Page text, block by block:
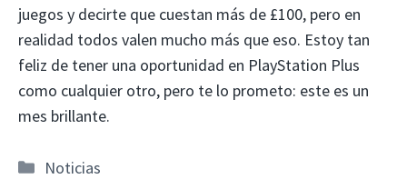
juegos y decirte que cuestan más de £100, pero en
realidad todos valen mucho más que eso. Estoy tan
feliz de tener una oportunidad en PlayStation Plus
como cualquier otro, pero te lo prometo: este es un
mes brillante.
Categorías
Noticias